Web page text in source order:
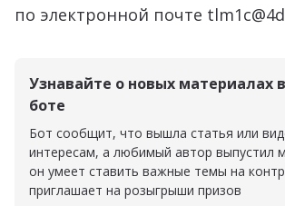
по электронной почте
Узнавайте о новых материалах
боте
Бот сообщит, что вышла статья или
интересам, а любимый автор выпустил
он умеет ставить важные темы на
приглашает на розыгрыши призов